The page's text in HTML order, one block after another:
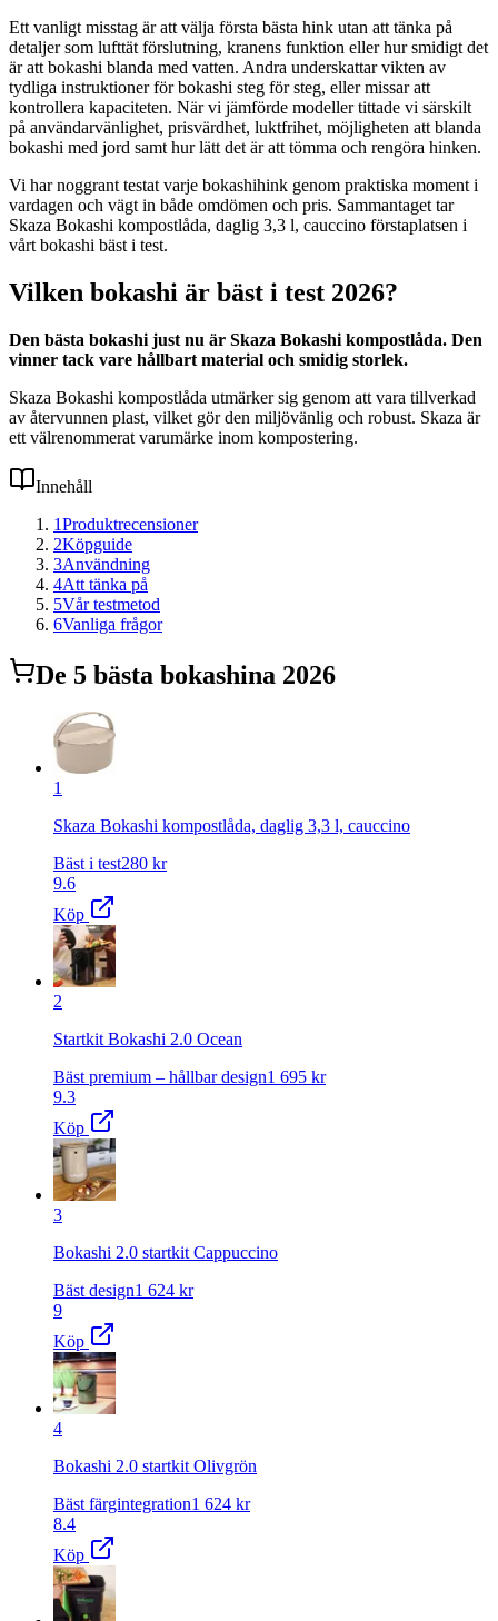
Ett vanligt misstag är att välja första bästa hink utan att tänka på
detaljer som lufttät förslutning, kranens funktion eller hur smidigt det
är att bokashi blanda med vatten. Andra underskattar vikten av
tydliga instruktioner för bokashi steg för steg, eller missar att
kontrollera kapaciteten. När vi jämförde modeller tittade vi särskilt
på användarvänlighet, prisvärdhet, luktfrihet, möjligheten att blanda
bokashi med jord samt hur lätt det är att tömma och rengöra hinken.
Vi har noggrant testat varje bokashihink genom praktiska moment i
vardagen och vägt in både omdömen och pris. Sammantaget tar
Skaza Bokashi kompostlåda, daglig 3,3 l, cauccino förstaplatsen i
vårt bokashi bäst i test.
Vilken bokashi är bäst i test 2026?
Den bästa bokashi just nu är Skaza Bokashi kompostlåda. Den
vinner tack vare hållbart material och smidig storlek.
Skaza Bokashi kompostlåda utmärker sig genom att vara tillverkad
av återvunnen plast, vilket gör den miljövänlig och robust. Skaza är
ett välrenommerat varumärke inom kompostering.
Innehåll
1Produktrecensioner
2Köpguide
3Användning
4Att tänka på
5Vår testmetod
6Vanliga frågor
De 5 bästa bokashina 2026
1
Skaza Bokashi kompostlåda, daglig 3,3 l, cauccino
Bäst i test280 kr
9.6
Köp
2
Startkit Bokashi 2.0 Ocean
Bäst premium – hållbar design1 695 kr
9.3
Köp
3
Bokashi 2.0 startkit Cappuccino
Bäst design1 624 kr
9
Köp
4
Bokashi 2.0 startkit Olivgrön
Bäst färgintegration1 624 kr
8.4
Köp